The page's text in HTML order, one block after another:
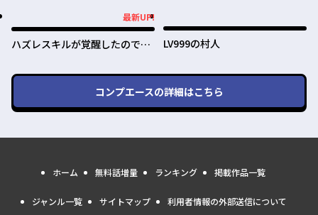
最新UP!
ハズレスキルが覚醒したので、
反転（リバース）します！
LV999の村人
コンプエースの詳細はこちら
ホーム 無料話増量 ランキング 掲載作品一覧
ジャンル一覧 サイトマップ 利用者情報の外部送信について